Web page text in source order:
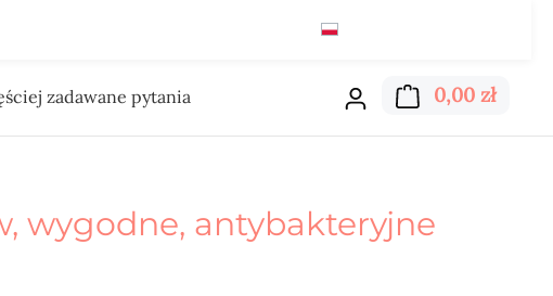
0,00 zł
zadawane pytania
wygodne, antybakteryjne